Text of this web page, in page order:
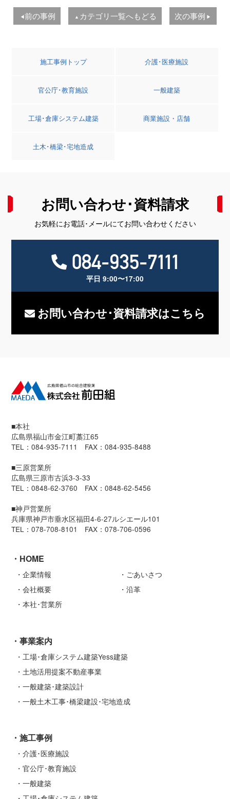
◀前の事例 ▲ カテゴリ一覧へもどる 次の事例 ▶
施工事例トップ 介護･医療施設
官公庁･教育施設 一般建築
工場･倉庫システム建築 商業施設・店舗
土木･橋梁･宅地造成
お問い合わせ･資料請求
お気軽にお電話･メールにてお問い合わせください
084-935-7111
平日 9:00〜17:00
お問い合わせ･資料請求はこちら
■本社
広島県福山市金江町藁江65
TEL：084-935-7111 FAX：084-935-8488
■三原営業所
広島県三原市古浜3-3-33
TEL：0848-62-3760 FAX：0848-62-5456
■神戸営業所
兵庫県神戸市垂水区福田4-6-27ルシエール101
TEL：078-708-8101 FAX：078-706-0596
HOME
企業情報
ごあいさつ
会社概要
沿革
本社･営業所
事業案内
工場･倉庫システム建築Yess建築
土地活用提案不動産事業
一般建築･建築設計
一般土木工事･橋梁建設･宅地造成
施工事例
介護･医療施設
官公庁･教育施設
一般建築